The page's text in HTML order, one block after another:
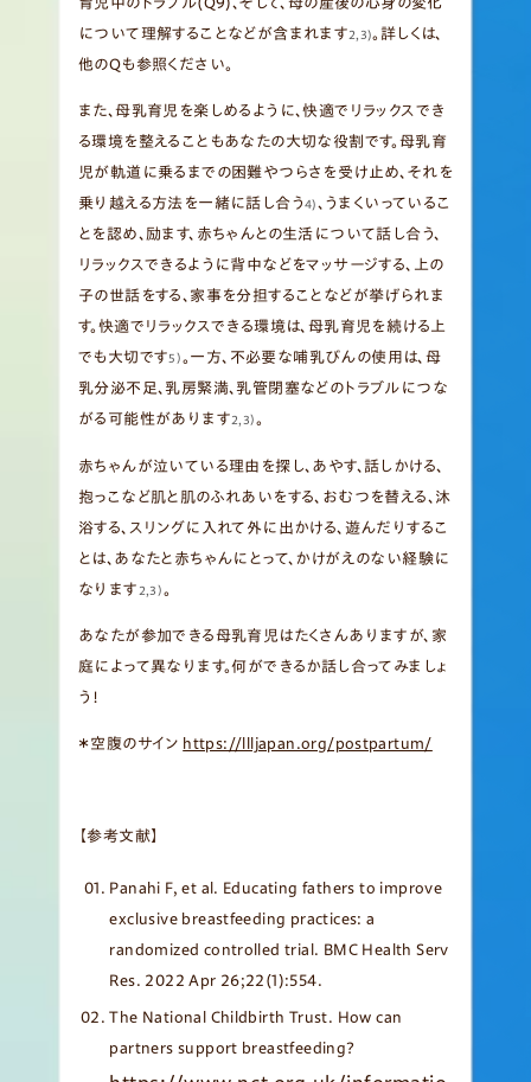
について理解することなどが含まれます 2,3)。詳しくは、
他のQも参照ください。
また、母乳育児を楽しめるように、快適でリラックスでき
る環境を整えることもあなたの大切な役割です。母乳育
児が軌道に乗るまでの困難やつらさを受け止め、それを
乗り越える方法を一緒に話し合う 4) 、うまくいっているこ
とを認め、励ます、赤ちゃんとの生活について話し合う、
リラックスできるように背中などをマッサージする、上の
子の世話をする、家事を分担することなどが挙げられま
す。快適でリラックスできる環境は、母乳育児を続ける上
でも大切です 5）。一方、不必要な哺乳びんの使用は、母
乳分泌不足、乳房緊満、乳管閉塞などのトラブルにつな
がる可能性があります 2,3）。
赤ちゃんが泣いている理由を探し、あやす、話しかける、
抱っこなど肌と肌のふれあいをする、おむつを替える、沐
浴する、スリングに入れて外に出かける、遊んだりするこ
とは、あなたと赤ちゃんにとって、かけがえのない経験に
なります 2,3） 。
あなたが参加できる母乳育児はたくさんありますが、家
庭によって異なります。何ができるか話し合ってみましょ
う！
＊空腹のサイン https://llljapan.org/postpartum/
【参考文献】
Panahi F, et al. Educating fathers to improve
exclusive breastfeeding practices: a
randomized controlled trial. BMC Health Serv
Res. 2022 Apr 26;22(1):554.
The National Childbirth Trust. How can
partners support breastfeeding?